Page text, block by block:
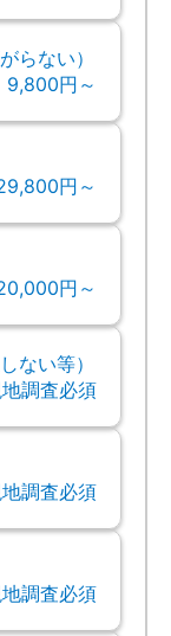
らない）
9,800円～
円～
円～
ない等）
調査必須
調査必須
調査必須